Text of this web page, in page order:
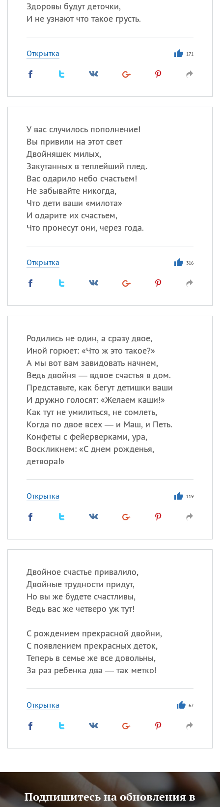
Здоровы будут деточки,
И не узнают что такое грусть.
Открытка 171
У вас случилось пополнение!
Вы привили на этот свет
Двойняшек милых,
Закутанных в теплейший плед.
Вас одарило небо счастьем!
Не забывайте никогда,
Что дети ваши «милота»
И одарите их счастьем,
Что пронесут они, через года.
Открытка 316
Родились не один, а сразу двое,
Иной горюет: «Что ж это такое?»
А мы вот вам завидовать начнем,
Ведь двойня — вдвое счастья в дом.
Представьте, как бегут детишки ваши
И дружно голосят: «Желаем каши!»
Как тут не умилиться, не сомлеть,
Когда по двое всех — и Маш, и Петь.
Конфеты с фейерверками, ура,
Воскликнем: «С днем рожденья,
детвора!»
Открытка 119
Двойное счастье привалило,
Двойные трудности придут,
Но вы же будете счастливы,
Ведь вас же четверо уж тут!
С рождением прекрасной двойни,
С появлением прекрасных деток,
Теперь в семье же все довольны,
За раз ребенка два — так метко!
Открытка 67
Подпишитесь на обновления в